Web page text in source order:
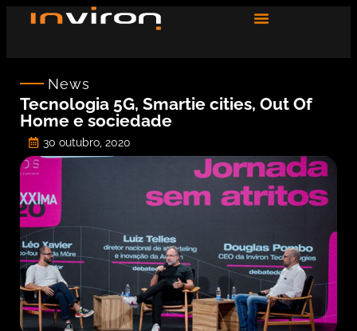
News
Tecnologia 5G, Smartie cities, Out Of
Home e sociedade
30 outubro, 2020